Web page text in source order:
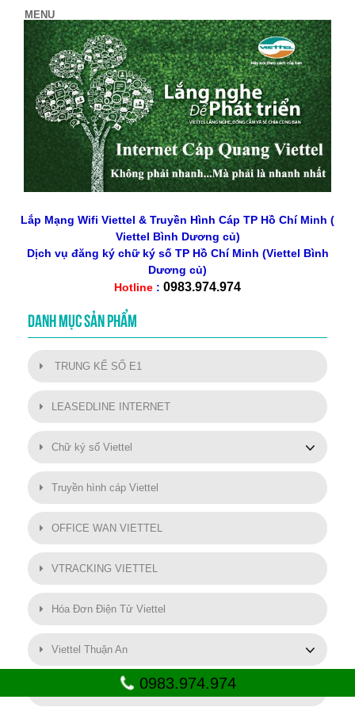
Lắp Mạng Wifi Viettel & Truyền Hình Cáp TP Hồ Chí Minh (
Viettel Bình Dương củ)
Dịch vụ đăng ký chữ ký số TP Hồ Chí Minh (Viettel Bình
Dương củ)
Hotline : 0983.974.974
DANH MỤC SẢN PHẨM
TRUNG KẾ SỐ E1
LEASEDLINE INTERNET
Chữ ký số Viettel
Truyền hình cáp Viettel
OFFICE WAN VIETTEL
VTRACKING VIETTEL
Hóa Đơn Điện Tử Viettel
Viettel Thuận An
SMART MOTOR VIETTEL0983.974.974